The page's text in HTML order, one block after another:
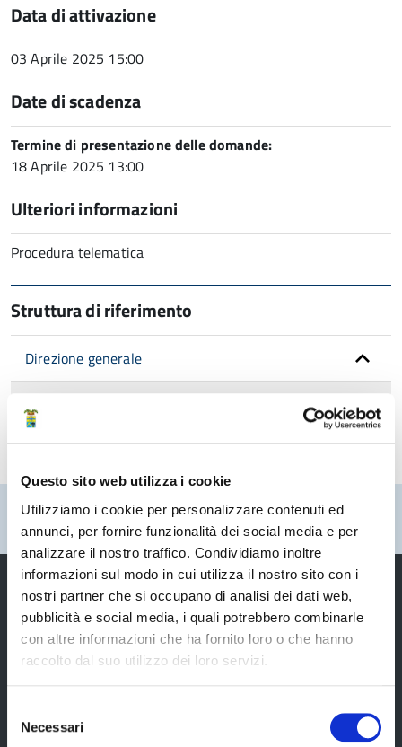
Questo sito web utilizza i cookie
Utilizziamo i cookie per personalizzare contenuti ed
annunci, per fornire funzionalità dei social media e per
analizzare il nostro traffico. Condividiamo inoltre
informazioni sul modo in cui utilizza il nostro sito con i
nostri partner che si occupano di analisi dei dati web,
pubblicità e social media, i quali potrebbero combinarle
con altre informazioni che ha fornito loro o che hanno
raccolto dal suo utilizzo dei loro servizi.
delNecessari
Data di attivazione
03 Aprile 2025 15:00
Date di scadenza
Termine di presentazione delle domande:
18 Aprile 2025 13:00
Ulteriori informazioni
Procedura telematica
Struttura di riferimento
Direzione generale
Organizzazione del Personale
Pubblicato: 03 Aprile 2025
—
Ultima modifica: 24 Settembre 2025
Provincia di Modena